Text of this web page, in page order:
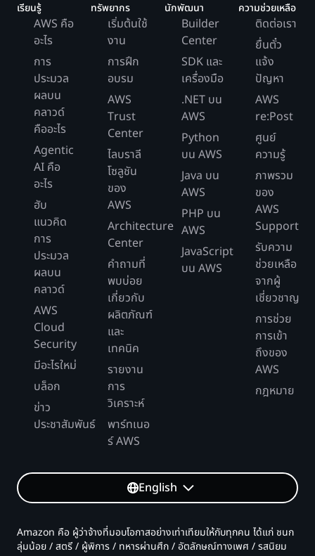
เรียนรู้
AWS คือ
อะไร
การ
ประมวล
ผลบน
คลาวด์
คืออะไร
Agentic
AI คือ
อะไร
ฮับ
แนวคิด
การ
ประมวล
ผลบน
คลาวด์
AWS
Cloud
Security
มีอะไรใหม่
บล็อก
ข่าว
ประชาสัมพันธ์
ทรัพยากร
เริ่มต้นใช้
งาน
การฝึก
อบรม
AWS
Trust
Center
ไลบราลี
โซลูชัน
ของ
AWS
Architecture
Center
คำถามที่
พบบ่อย
เกี่ยวกับ
ผลิตภัณฑ์
และ
เทคนิค
รายงาน
การ
วิเคราะห์
พาร์ทเนอ
ร์ AWS
นักพัฒนา
Builder
Center
SDK และ
เครื่องมือ
.NET บน
AWS
Python
บน AWS
Java บน
AWS
PHP บน
AWS
JavaScript
บน AWS
ความช่วยเหลือ
ติดต่อเรา
ยื่นตั๋ว
แจ้ง
ปัญหา
AWS
re:Post
ศูนย์
ความรู้
ภาพรวม
ของ
AWS
Support
รับความ
ช่วยเหลือ
จากผู้
เชี่ยวชาญ
การช่วย
การเข้า
ถึงของ
AWS
กฎหมาย
English
Amazon คือ ผู้ว่าจ้างที่มอบโอกาสอย่างเท่าเทียมให้กับทุกคน ได้แก่ ชนก
ลุ่มน้อย / สตรี / ผู้พิการ / ทหารผ่านศึก / อัตลักษณ์ทางเพศ / รสนิยม